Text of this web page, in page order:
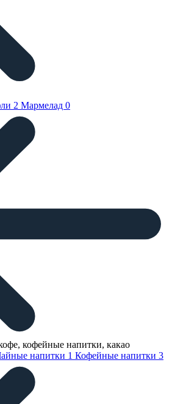
2 Мармелад 0
кофейные напитки, какао
напитки 1 Кофейные напитки 3